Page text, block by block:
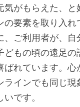
気がもらえた、と
要素を取り入れ
、ご利用者が、
もの頃の遠足の
ばれています。心
ラインでも同じ現
です。